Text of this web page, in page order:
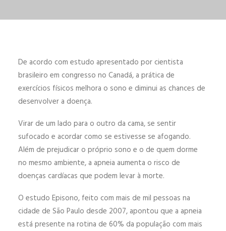
De acordo com estudo apresentado por cientista
brasileiro em congresso no Canadá, a prática de
exercícios físicos melhora o sono e diminui as chances de
desenvolver a doença.
Virar de um lado para o outro da cama, se sentir
sufocado e acordar como se estivesse se afogando.
Além de prejudicar o próprio sono e o de quem dorme
no mesmo ambiente, a apneia aumenta o risco de
doenças cardíacas que podem levar à morte.
O estudo Episono, feito com mais de mil pessoas na
cidade de São Paulo desde 2007, apontou que a apneia
está presente na rotina de 60% da população com mais